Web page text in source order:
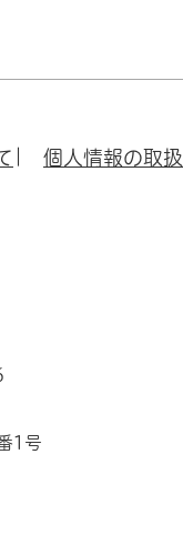
個人情報の取
1号